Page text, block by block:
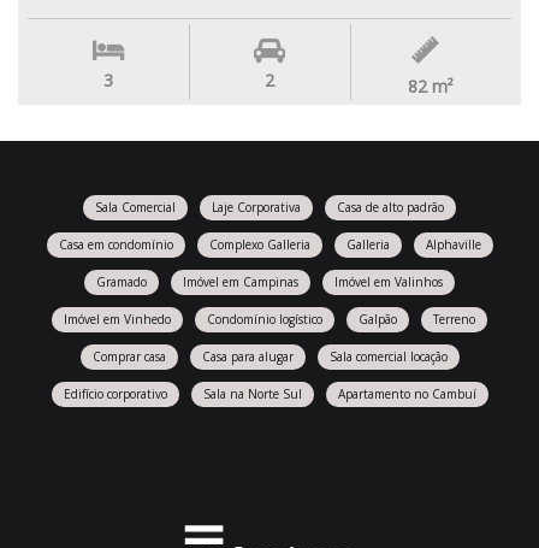
3 2 82 m²
Sala Comercial Laje Corporativa Casa de alto padrão
Casa em condomínio Complexo Galleria Galleria Alphaville
Gramado Imóvel em Campinas Imóvel em Valinhos
Imóvel em Vinhedo Condomínio logístico Galpão Terreno
Comprar casa Casa para alugar Sala comercial locação
Edifício corporativo Sala na Norte Sul Apartamento no Cambuí